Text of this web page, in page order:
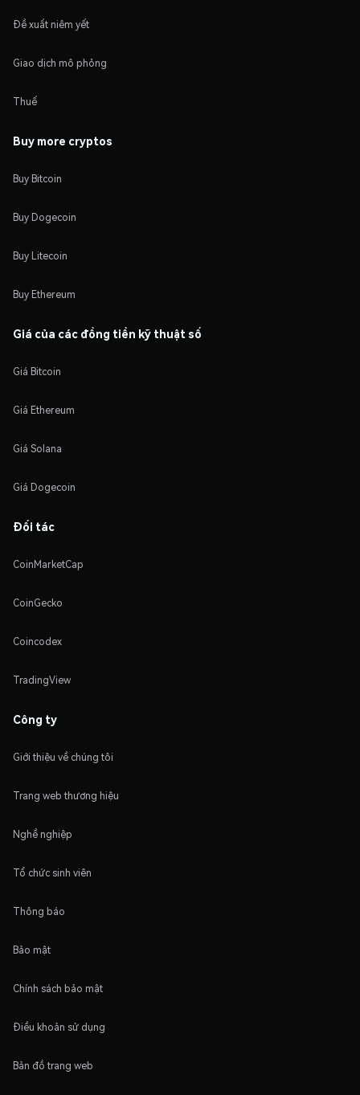
Đề xuất niêm yết
Giao dịch mô phỏng
Thuế
Buy more cryptos
Buy Bitcoin
Buy Dogecoin
Buy Litecoin
Buy Ethereum
Giá của các đồng tiền kỹ thuật số
Giá Bitcoin
Giá Ethereum
Giá Solana
Giá Dogecoin
Đối tác
CoinMarketCap
CoinGecko
Coincodex
TradingView
Công ty
Giới thiệu về chúng tôi
Trang web thương hiệu
Nghề nghiệp
Tổ chức sinh viên
Thông báo
Bảo mật
Chính sách bảo mật
Điều khoản sử dụng
Bản đồ trang web